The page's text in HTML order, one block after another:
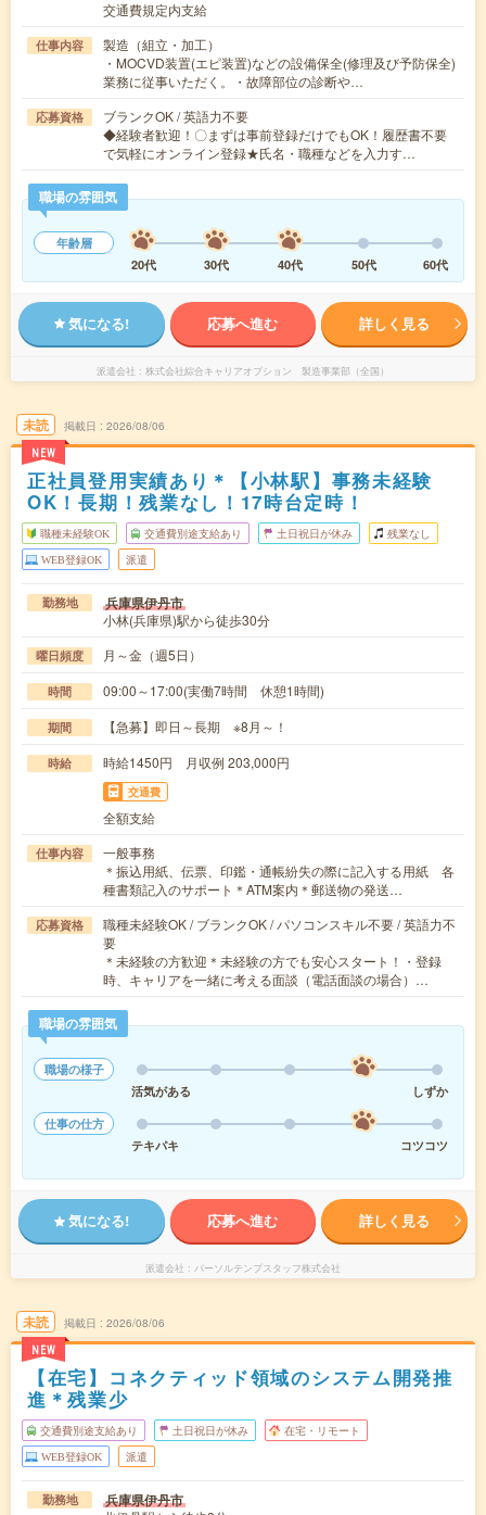
交通費規定内支給
仕事内容
製造（組立・加工）
・MOCVD装置(エピ装置)などの設備保全(修理及び予防保全)
業務に従事いただく。・故障部位の診断や…
応募資格
ブランクOK / 英語力不要
◆経験者歓迎！〇まずは事前登録だけでもOK！履歴書不要
で気軽にオンライン登録★氏名・職種などを入力す…
職場の雰囲気
年齢層
20代
30代 40代 50代 60代
気になる! 応募へ進む 詳しく見る
派遣会社 株式会社綜合キャリアオプション 製造事業部（全国）
未読
NEW
掲載日 2026/08/06
正社員登用実績あり＊【小林駅】事務未経験
OK！長期！残業なし！17時台定時！
職種未経験OK 交通費別途支給あり 土日祝日が休み 残業なし
WEB登録OK 派遣
勤務地 兵庫県伊丹市
小林(兵庫県)駅から徒歩30分
曜日頻度 月～金（週5日）
時間 09:00～17:00(実働7時間 休憩1時間)
期間 【急募】即日～長期 ※8月～！
時給 時給1450円 月収例 203,000円
交通費
全額支給
仕事内容
一般事務
＊振込用紙、伝票、印鑑・通帳紛失の際に記入する用紙 各
種書類記入のサポート＊ATM案内＊郵送物の発送…
応募資格
職種未経験OK / ブランクOK / パソコンスキル不要 / 英語力不
要
＊未経験の方歓迎＊未経験の方でも安心スタート！・登録
時、キャリアを一緒に考える面談（電話面談の場合）…
職場の雰囲気
職場の様子
活気がある
しずか
仕事の仕方
テキパキ
コツコツ
気になる! 応募へ進む 詳しく見る
派遣会社 パーソルテンプスタッフ株式会社
未読
NEW
掲載日 2026/08/06
【在宅】コネクティッド領域のシステム開発推
進＊残業少
交通費別途支給あり 土日祝日が休み 在宅・リモート
WEB登録OK 派遣
勤務地 兵庫県伊丹市